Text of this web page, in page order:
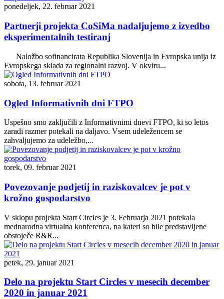
ponedeljek, 22. februar 2021
Partnerji projekta CoSiMa nadaljujemo z izvedbo
eksperimentalnih testiranj
Naložbo sofinancirata Republika Slovenija in Evropska unija iz
Evropskega sklada za regionalni razvoj. V okviru...
sobota, 13. februar 2021
Ogled Informativnih dni FTPO
Uspešno smo zaključili z Informativnimi dnevi FTPO, ki so letos
zaradi razmer potekali na daljavo. Vsem udeležencem se
zahvaljujemo za udeležbo,...
torek, 09. februar 2021
Povezovanje podjetij in raziskovalcev je pot v
krožno gospodarstvo
V sklopu projekta Start Circles je 3. Februarja 2021 potekala
mednarodna virtualna konferenca, na kateri so bile predstavljene
obstoječe R&R...
petek, 29. januar 2021
Delo na projektu Start Circles v mesecih december
2020 in januar 2021